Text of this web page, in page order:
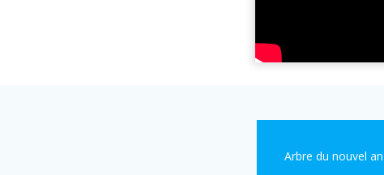
Arbre du nouvel an